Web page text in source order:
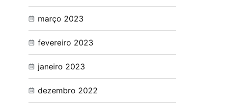
março 2023
fevereiro 2023
janeiro 2023
dezembro 2022